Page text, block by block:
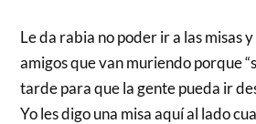
Le da rabia no poder ir a las misas
amigos que van muriendo porque
tarde para que la gente pueda ir
Yo les digo una misa aquí al lado